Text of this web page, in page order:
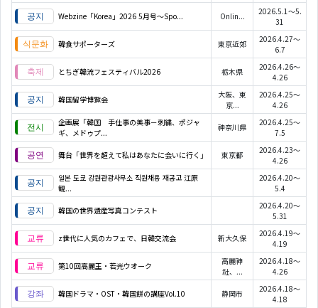
Webzine「Korea」2026 5月号～Spo... Onlin...
2026.5.1～5.
31
韓食サポーターズ 東京近郊
2026.4.27～
6.7
とちぎ韓流フェスティバル2026 栃木県
2026.4.26～
4.26
韓国留学博覧会
大阪、東
京...
2026.4.25～
4.26
企画展「韓国 手仕事の美事－刺繍、ポジャ
ギ、メドゥプ...
神奈川県
2026.4.25～
7.5
舞台「世界を超えて私はあなたに会いに行く」 東京都
2026.4.23～
4.26
일본 도쿄 강원관광사무소 직원채용 재공고 江原
観...
2026.4.20～
5.4
韓国の世界遺産写真コンテスト
2026.4.20～
5.31
z世代に人気のカフェで、日韓交流会 新大久保
2026.4.19～
4.19
第10回高麗王・若光ウオーク
高麗神
社、...
2026.4.18～
4.26
韓国ドラマ・OST・韓国餅の講座Vol.10 静岡市
2026.4.18～
4.18